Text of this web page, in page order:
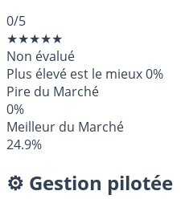
0/5
★★★★★
Non évalué
Plus élevé est le mieux0%
Pire du Marché
0%
Meilleur du Marché
24.9%
⚙️ Gestion pilotée